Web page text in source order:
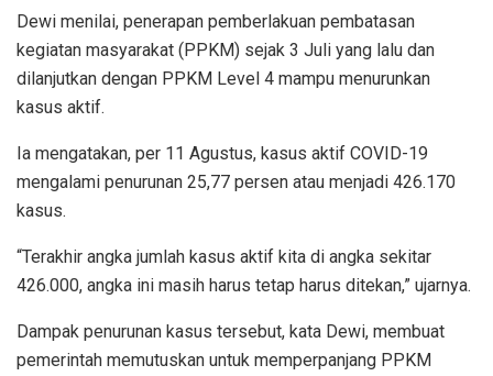
Dewi menilai, penerapan pemberlakuan pembatasan
kegiatan masyarakat (PPKM) sejak 3 Juli yang lalu dan
dilanjutkan dengan PPKM Level 4 mampu menurunkan
kasus aktif.
Ia mengatakan, per 11 Agustus, kasus aktif COVID-19
mengalami penurunan 25,77 persen atau menjadi 426.170
kasus.
“Terakhir angka jumlah kasus aktif kita di angka sekitar
426.000, angka ini masih harus tetap harus ditekan,” ujarnya.
Dampak penurunan kasus tersebut, kata Dewi, membuat
pemerintah memutuskan untuk memperpanjang PPKM